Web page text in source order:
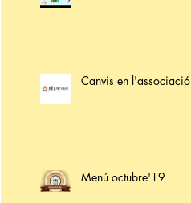
Canvis en l'associació
Menú octubre'19